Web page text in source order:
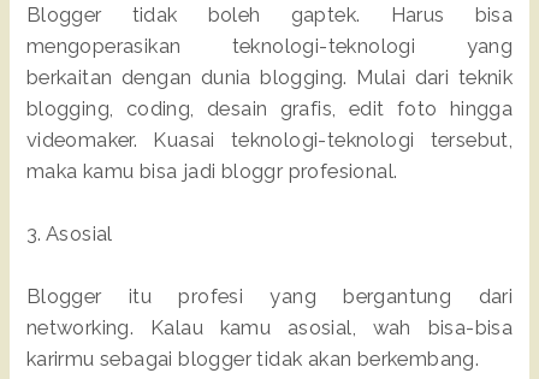
Blogger tidak boleh gaptek. Harus bisa
mengoperasikan teknologi-teknologi yang
berkaitan dengan dunia blogging. Mulai dari teknik
blogging, coding, desain grafis, edit foto hingga
videomaker. Kuasai teknologi-teknologi tersebut,
maka kamu bisa jadi bloggr profesional.
3. Asosial
Blogger itu profesi yang bergantung dari
networking. Kalau kamu asosial, wah bisa-bisa
karirmu sebagai blogger tidak akan berkembang.